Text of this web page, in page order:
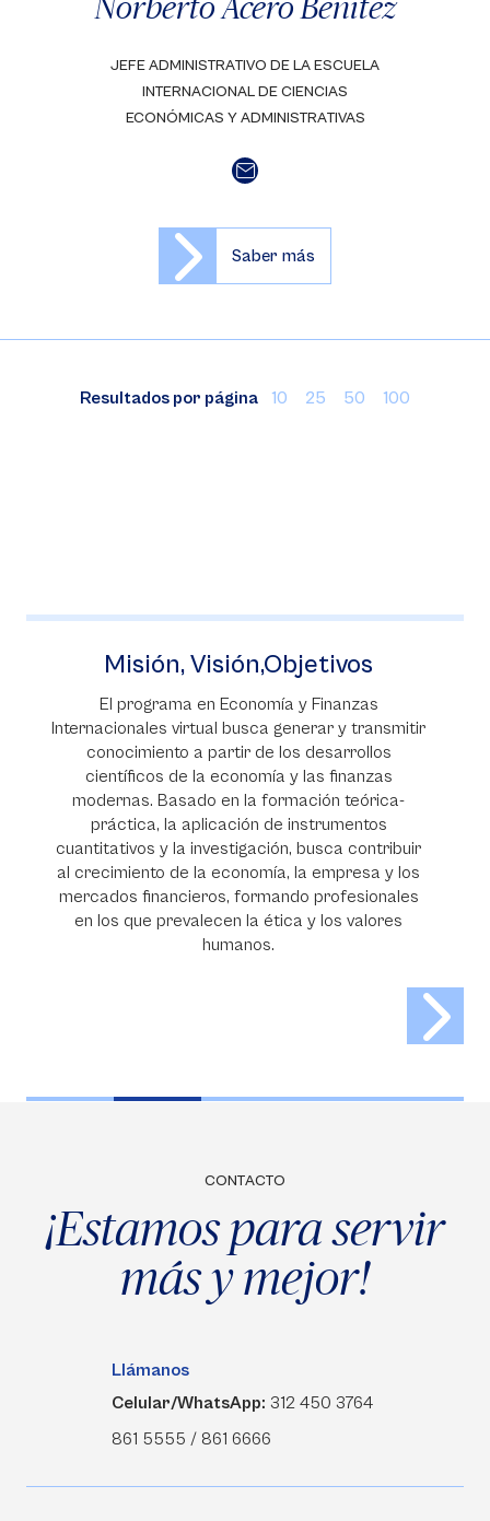
JEFE ADMINISTRATIVO DE LA ESCUELA
INTERNACIONAL DE CIENCIAS
ECONÓMICAS Y ADMINISTRATIVAS
Saber más
Resultados por página 10 25 50 100
Misión, Visión,Objetivos
El programa en Economía y Finanzas
Internacionales virtual busca generar y transmitir
conocimiento a partir de los desarrollos
científicos de la economía y las finanzas
modernas. Basado en la formación teórica-
práctica, la aplicación de instrumentos
cuantitativos y la investigación, busca contribuir
al crecimiento de la economía, la empresa y los
mercados financieros, formando profesionales
en los que prevalecen la ética y los valores
humanos.
CONTACTO
¡Estamos para servir
más y mejor!
Llámanos
Celular/WhatsApp: 312 450 3764
861 5555 / 861 6666